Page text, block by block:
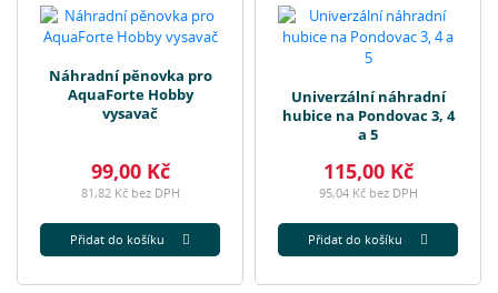
Náhradní pěnovka pro
AquaForte Hobby
vysavač
99,00 Kč
81,82 Kč bez DPH
Přidat do košíku
Univerzální náhradní
hubice na Pondovac 3, 4
a 5
115,00 Kč
95,04 Kč bez DPH
Přidat do košíku